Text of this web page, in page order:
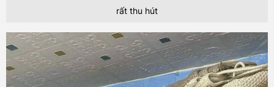
rất thu hút